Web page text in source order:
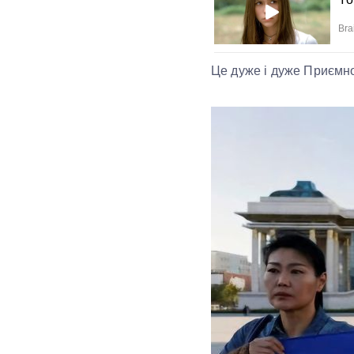
Це дуже і дуже